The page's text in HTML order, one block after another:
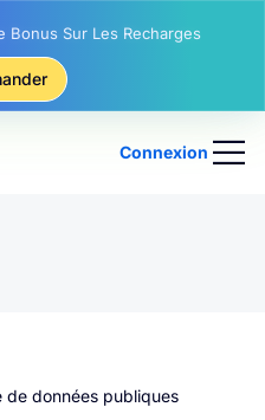
Les Achats Statiques IP
Les Achats Tournants IP
Connexion
de données publiques